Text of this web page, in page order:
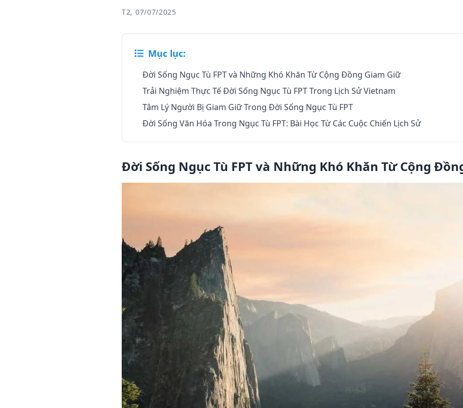
T2, 07/07/2025
Mục lục:
Đời Sống Ngục Tù FPT và Những Khó Khăn Từ Cộng Đồng Giam Giữ
Trải Nghiệm Thực Tế Đời Sống Ngục Tù FPT Trong Lịch Sử Vietnam
Tâm Lý Người Bị Giam Giữ Trong Đời Sống Ngục Tù FPT
Đời Sống Văn Hóa Trong Ngục Tù FPT: Bài Học Từ Các Cuộc Chiến Lịch Sử
Đời Sống Ngục Tù FPT và Những Khó Khăn Từ Cộng